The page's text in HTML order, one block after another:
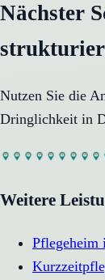
Nächster
Nutzen Sie die
Dringlichkeit in
Weitere
Pflegeheim